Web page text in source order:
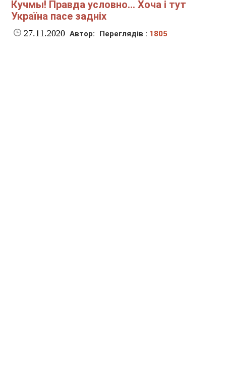
Кучмы! Правда условно... Хоча і тут
Україна пасе задніх
27.11.2020 Автор: Переглядів : 1805